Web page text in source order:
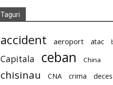
Taguri
accident aeroport atac
Capitala ceban China
chisinau CNA crima deces